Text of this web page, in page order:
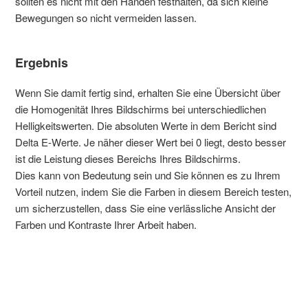
Bewegungen so nicht vermeiden lassen.
Ergebnis
Wenn Sie damit fertig sind, erhalten Sie eine Übersicht über
die Homogenität Ihres Bildschirms bei unterschiedlichen
Helligkeitswerten. Die absoluten Werte in dem Bericht sind
Delta E-Werte. Je näher dieser Wert bei 0 liegt, desto besser
ist die Leistung dieses Bereichs Ihres Bildschirms.
Dies kann von Bedeutung sein und Sie können es zu Ihrem
Vorteil nutzen, indem Sie die Farben in diesem Bereich testen,
um sicherzustellen, dass Sie eine verlässliche Ansicht der
Farben und Kontraste Ihrer Arbeit haben.